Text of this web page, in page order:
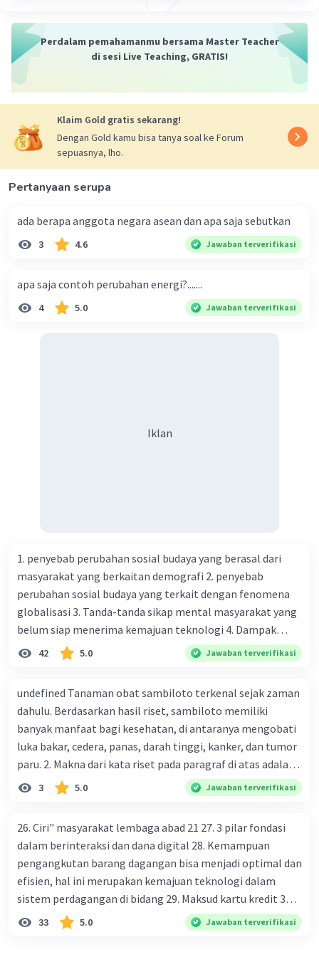
Iklan
Adapun beberapa manfaat lain dari batu alam
bagi kehidupan manusia adalah sebagai
Bidang Konstruksi Bangunan.
Bidang Kesehatan.
Bidang Kecantikan.
Bidang Pertanian.
Bidang Peternakan.
Bidang Industri.
Beri Rating (
Perdalam pemahamanmu bersama Master Teacher
di sesi Live Teaching, GRATIS!
Klaim Gold gratis sekarang!
Dengan Gold kamu bisa tanya soal ke Forum
sepuasnya, lho.
Pertanyaan serupa
ada berapa anggota negara asean dan apa saja sebutkan
3 4.6 Jawaban terverifikasi
apa saja contoh perubahan energi?.......
4 5.0 Jawaban terverifikasi
Iklan
1. penyebab perubahan sosial budaya yang berasal dari
masyarakat yang berkaitan demografi 2. penyebab
perubahan sosial budaya yang terkait dengan fenomena
globalisasi 3. Tanda-tanda sikap mental masyarakat yang
belum siap menerima kemajuan teknologi 4. Dampak
modernisasi dalam kehidupan sosial masyarakat 5.
Kegiatan manusia di bidang ekonomi yang menunjukkan
modernisasi di bidang ilmu pengetahuan dan pendidikan
terhadap pola pikir masyarakat 7. Konsep mengenai
proses modernisasi di masyarakat seringkali mengalami
kesalahan pahaman, salah satunya kesalahan tersebut
menganggap jika menjadi modern adalah mengikuti... 8.
arti dari globalisasi 9. Bentuk kearifan lokal di wilayah
dukungan dalam bentuk kebudayaan 10. Syarat menjaga
tradisi kearifan lokal di Nusantara 11. Ciri uang kartal,
giral 12. Syarat melakukan kegiatan barter 13. Arti dari
durability yang merupakan syarat sebuah benda bisa
dikatakan sebagai uang 14. maksud token money dalam
nilai intrinsik 15. maksud dengan satuan hitung dalam
fungsi uang 16. fungsi uang 17. peranan dan maksud
42 5.0 Jawaban terverifikasi
undefined Tanaman obat sambiloto terkenal sejak zaman
dahulu. Berdasarkan hasil riset, sambiloto memiliki
banyak manfaat bagi kesehatan, di antaranya mengobati
luka bakar, cedera, panas, darah tinggi, kanker, dan tumor
paru. 2. Makna dari kata riset pada paragraf di atas adalah
... A. penelitian B. percobaan C. penggunaan D. penerapan
3 5.0 Jawaban terverifikasi
26. Ciri" masyarakat lembaga abad 21 27. 3 pilar fondasi
dalam berinteraksi dan dana digital 28. Kemampuan
pengangkutan barang dagangan bisa menjadi optimal dan
efisien, hal ini merupakan kemajuan teknologi dalam
sistem perdagangan di bidang 29. Maksud kartu kredit 30.
Manfaat penggunaan teknologi informasi di bidang
perdagangan bagi masyarakat 31. Keuntungan
33 5.0 Jawaban terverifikasi